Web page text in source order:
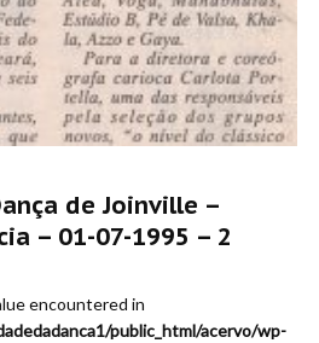
de Joinville –
– 01-07-1995 – 2
encountered in
public_html/acervo/wp-